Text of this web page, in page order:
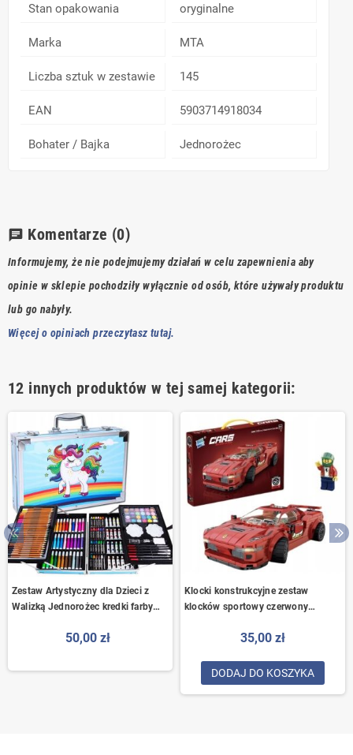
Stan opakowania oryginalne
Marka MTA
Liczba sztuk w zestawie 145
EAN 5903714918034
Bohater / Bajka Jednorożec
chat Komentarze (0)
Informujemy, że nie podejmujemy działań w celu zapewnienia aby
opinie w sklepie pochodziły wyłącznie od osób, które używały produktu
lub go nabyły.
Więcej o opiniach przeczytasz tutaj.
12 innych produktów w tej samej kategorii:
Zestaw Artystyczny dla Dzieci z
Walizką Jednorożec kredki farby
50,00 zł
Klocki konstrukcyjne zestaw
klocków sportowy czerwony
35,00 zł
DODAJ DO KOSZYKA